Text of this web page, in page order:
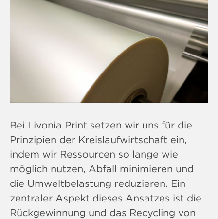
Bei Livonia Print setzen wir uns für die
Prinzipien der Kreislaufwirtschaft ein,
indem wir Ressourcen so lange wie
möglich nutzen, Abfall minimieren und
die Umweltbelastung reduzieren. Ein
zentraler Aspekt dieses Ansatzes ist die
Rückgewinnung und das Recycling von